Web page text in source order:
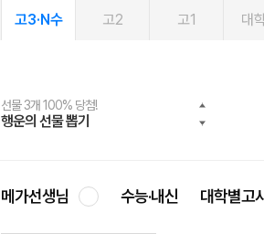
고3·N수 고2 고1 대
선물 3개 100% 당첨!
행운의 선물 뽑기
선물 100% 증정!
메가스터디 X 올리브
여름방학 스터디 캐시백
메가런 썸머스쿨
2027 러셀 단과
강사 공개선발
스마트러닝앱
설문 EVENT
메가패스
3일 무료 체험권
메가패스 수강생 무료혜택!
메가클럽 멤버십
사회공헌 캠페인
희망이룸 메가나눔
메가선생님 수능·내신 대학별고